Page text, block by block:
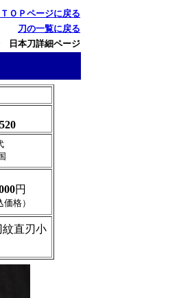
ＴＯＰページに戻る
刀の一覧に戻る
日本刀詳細ページ
円
格）
紋直刃小